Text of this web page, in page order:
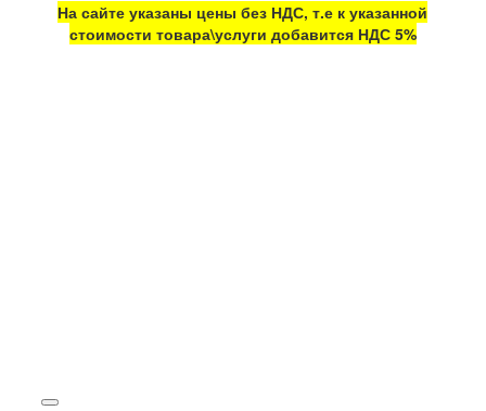
На сайте указаны цены без НДС, т.е к указанной
стоимости товара\услуги добавится НДС 5%